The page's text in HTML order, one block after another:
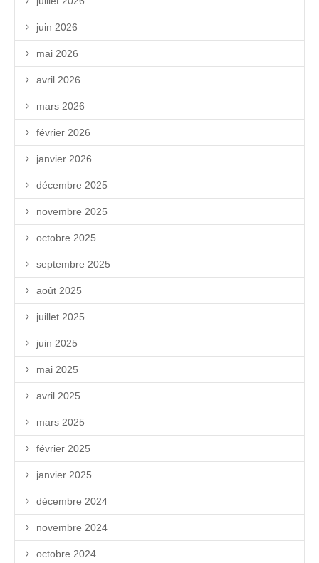
juin 2026
mai 2026
avril 2026
mars 2026
février 2026
janvier 2026
décembre 2025
novembre 2025
octobre 2025
septembre 2025
août 2025
juillet 2025
juin 2025
mai 2025
avril 2025
mars 2025
février 2025
janvier 2025
décembre 2024
novembre 2024
octobre 2024